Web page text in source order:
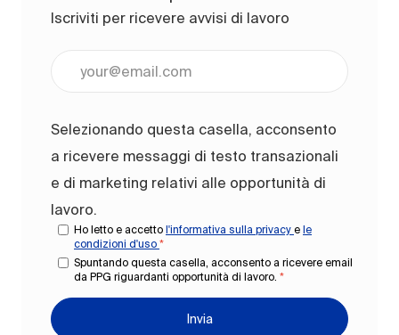
Iscriviti per ricevere avvisi di lavoro
Selezionando questa casella, acconsento
a ricevere messaggi di testo transazionali
e di marketing relativi alle opportunità di
lavoro.
Ho letto e accetto l'informativa sulla privacy e le
condizioni d'uso *
Spuntando questa casella, acconsento a ricevere email
da PPG riguardanti opportunità di lavoro. *
Invia